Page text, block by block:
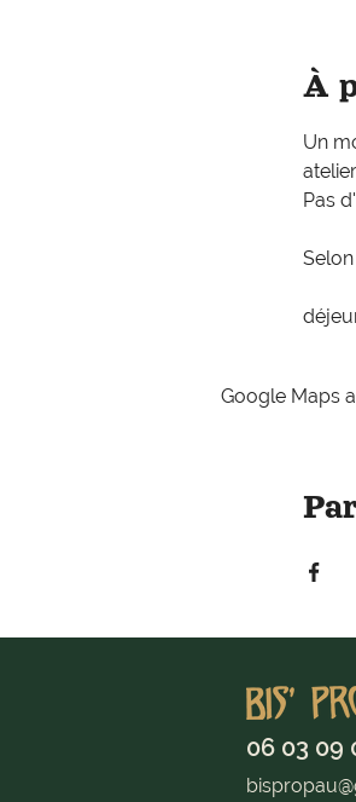
À
Un
Pas
Google Maps
06 03 09